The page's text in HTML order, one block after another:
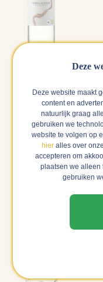
Lotte - content
"Ik ga voor La
wat zachtere,
houdt, is dit een
Shop deze wijn
Deze
Deze website maakt
content en
natuurlijk graag
gebruiken we
website te volgen op
hier alles over
accepteren om
plaatsen we alleen
gebruiken